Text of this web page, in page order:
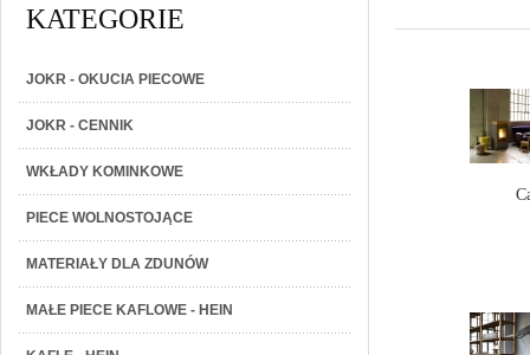
KATEGORIE
JOKR - OKUCIA PIECOWE
JOKR - CENNIK
WKŁADY KOMINKOWE
PIECE WOLNOSTOJĄCE
MATERIAŁY DLA ZDUNÓW
MAŁE PIECE KAFLOWE - HEIN